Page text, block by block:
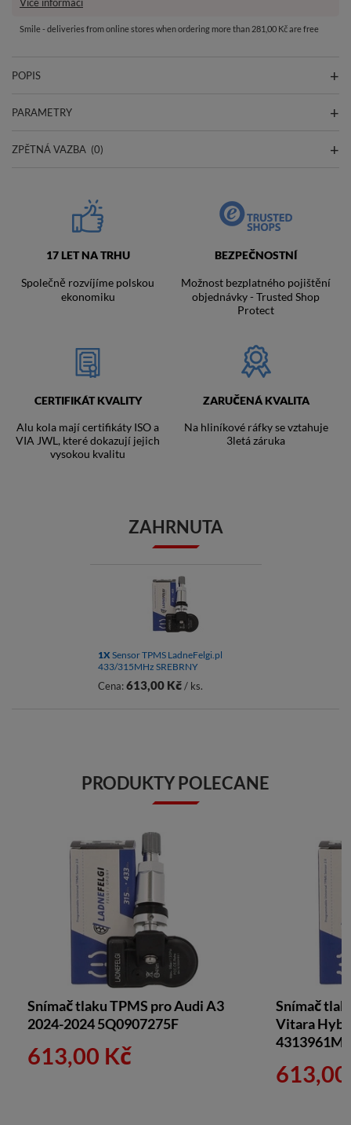
Více informací
Smile - deliveries from online stores when ordering more than 281,00 Kč are free
POPIS
PARAMETRY
ZPĚTNÁ VAZBA (0)
17 LET NA TRHU
Společně rozvíjíme polskou
ekonomiku
BEZPEČNOSTNÍ
Možnost bezplatného pojištění
objednávky - Trusted Shop
Protect
CERTIFIKÁT KVALITY
Alu kola mají certifikáty ISO a
VIA JWL, které dokazují jejich
vysokou kvalitu
ZARUČENÁ KVALITA
Na hliníkové ráfky se vztahuje
3letá záruka
ZAHRNUTA
1X Sensor TPMS LadneFelgi.pl
433/315MHz SREBRNY
Cena:613,00 Kč/ ks.
PRODUKTY POLECANE
Snímač tlaku TPMS pro Audi A3
2024-2024 5Q0907275F
613,00 Kč
Snímač
Vitara